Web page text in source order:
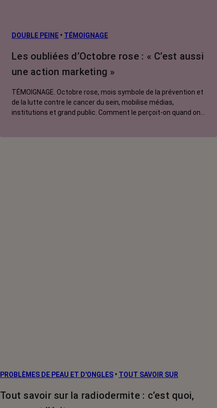
L’après cancer
Traitements
contre le cancer
DOUBLE PEINE • TÉMOIGNAGE
Les oubliées d’Octobre rose : « C’est aussi
une action marketing »
TÉMOIGNAGE. Octobre rose, mois symbole de la prévention et
de la lutte contre le cancer du sein, mobilise médias,
institutions et grand public. Comment le perçoit-on quand on
PROBLÈMES DE PEAU ET D'ONGLES • TOUT SAVOIR SUR
Tout savoir sur la radiodermite : c’est quoi,